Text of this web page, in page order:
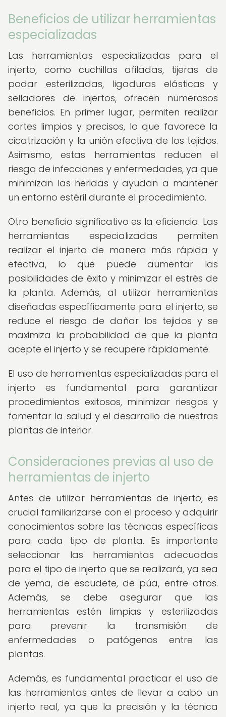
Beneficios de utilizar herramientas
especializadas
Las herramientas especializadas para el
injerto, como cuchillas afiladas, tijeras de
podar esterilizadas, ligaduras elásticas y
selladores de injertos, ofrecen numerosos
beneficios. En primer lugar, permiten realizar
cortes limpios y precisos, lo que favorece la
cicatrización y la unión efectiva de los tejidos.
Asimismo, estas herramientas reducen el
riesgo de infecciones y enfermedades, ya que
minimizan las heridas y ayudan a mantener
un entorno estéril durante el procedimiento.
Otro beneficio significativo es la eficiencia. Las
herramientas especializadas permiten
realizar el injerto de manera más rápida y
efectiva, lo que puede aumentar las
posibilidades de éxito y minimizar el estrés de
la planta. Además, al utilizar herramientas
diseñadas específicamente para el injerto, se
reduce el riesgo de dañar los tejidos y se
maximiza la probabilidad de que la planta
acepte el injerto y se recupere rápidamente.
El uso de herramientas especializadas para el
injerto es fundamental para garantizar
procedimientos exitosos, minimizar riesgos y
fomentar la salud y el desarrollo de nuestras
plantas de interior.
Consideraciones previas al uso de
herramientas de injerto
Antes de utilizar herramientas de injerto, es
crucial familiarizarse con el proceso y adquirir
conocimientos sobre las técnicas específicas
para cada tipo de planta. Es importante
seleccionar las herramientas adecuadas
para el tipo de injerto que se realizará, ya sea
de yema, de escudete, de púa, entre otros.
Además, se debe asegurar que las
herramientas estén limpias y esterilizadas
para prevenir la transmisión de
enfermedades o patógenos entre las
plantas.
Además, es fundamental practicar el uso de
las herramientas antes de llevar a cabo un
injerto real, ya que la precisión y la técnica